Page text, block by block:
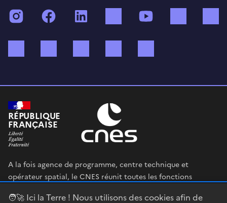
🧑‍🚀 Ici la Terre ! Nous utilisons des cookies afin de
InstagramFacebook TikTok
RÉPUBLIQUE
FRANÇAISE
A la fois agence de programme, centre technique et
opérateur spatial, le CNES réunit toutes les fonctions